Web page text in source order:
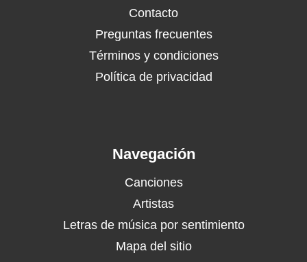
Contacto
Preguntas frecuentes
Términos y condiciones
Política de privacidad
Navegación
Canciones
Artistas
Letras de música por sentimiento
Mapa del sitio